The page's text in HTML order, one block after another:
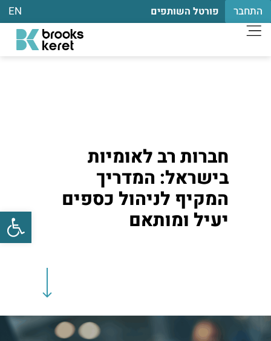
התחבר פורטל השותפים EN
חברות רב לאומיות
בישראל: המדריך
המקיף לניהול כספים
יעיל ומותאם